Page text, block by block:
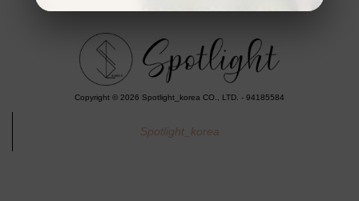
Copyright © 2026 Spotlight_korea CO., LTD. - 94185584
Spotlight_korea